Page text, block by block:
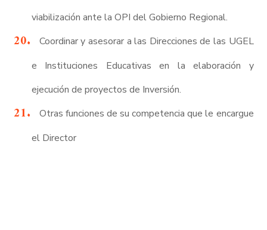
viabilización ante la OPI del Gobierno Regional.
Coordinar y asesorar a las Direcciones de las UGEL
e Instituciones Educativas en la elaboración y
ejecución de proyectos de Inversión.
Otras funciones de su competencia que le encargue
el Director